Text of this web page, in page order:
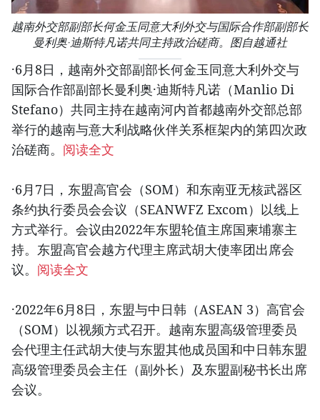
越南外交部副部长何金玉同意大利外交与国际合作部副部长
曼利奥·迪斯特凡诺共同主持政治磋商。图自越通社
·6月8日，越南外交部副部长何金玉同意大利外交与
国际合作部副部长曼利奥·迪斯特凡诺（Manlio Di
Stefano）共同主持在越南河内首都越南外交部总部
举行的越南与意大利战略伙伴关系框架内的第四次政
治磋商。 阅读全文
·6月7日，东盟高官会（SOM）和东南亚无核武器区
条约执行委员会会议（SEANWFZ Excom）以线上
方式举行。会议由2022年东盟轮值主席国柬埔寨主
持。东盟高官会越方代理主席武胡大使率团出席会
议。 阅读全文
·2022年6月8日，东盟与中日韩（ASEAN 3）高官会
（SOM）以视频方式召开。越南东盟高级管理委员
会代理主任武胡大使与东盟其他成员国和中日韩东盟
高级管理委员会主任（副外长）及东盟副秘书长出席
会议。